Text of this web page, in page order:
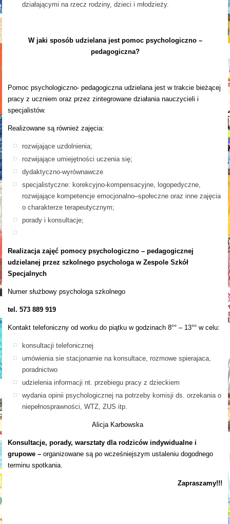
działającymi na rzecz rodziny, dzieci i młodzieży.
W jaki sposób udzielana jest pomoc psychologiczno –
pedagogiczna?
Pomoc psychologiczno- pedagogiczna udzielana jest w trakcie bieżącej
pracy z uczniem oraz przez zintegrowane działania nauczycieli i
specjalistów.
Realizowane są również zajęcia:
rozwijające uzdolnienia;
rozwijające umiejętności uczenia się;
dydaktyczno-wyrównawcze
specjalistyczne: korekcyjno-kompensacyjne, logopedyczne,
rozwijające kompetencje emocjonalno–społeczne oraz inne zajęcia
o charakterze terapeutycznym;
porady i konsultacje;
Realizacja zajęć pomocy psychologiczno – pedagogicznej
udzielanej przez szkolnego psychologa w Zespole Szkół
Specjalnych
Numer służbowy psychologa szkolnego
tel. 573 889 919
Kontakt telefoniczny od worku do piątku w godzinach 8°° – 13°° w celu:
konsultacji telefonicznej
umówienia sie stacjonarnie na konsultace, rozmowe spierajaca,
poradnictwo
udzielenia informacji nt. przebiegu pracy z dzieckiem
wydania opinii psychologicznej na potrzeby komisji ds. orzekania o
niepełnosprawności, WTZ, ZUS itp.
Alicja Karbowska
Konsultacje, porady, warsztaty dla rodziców indywidualne i
grupowe – organizowane są po wcześniejszym ustaleniu dogodnego
terminu spotkania.
Zapraszamy!!!